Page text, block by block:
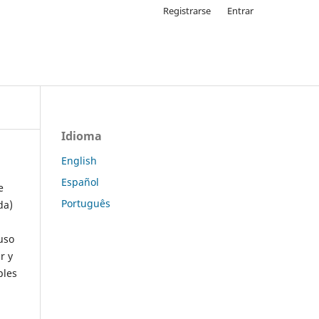
Registrarse Entrar
y
Idioma
English
Español
Português